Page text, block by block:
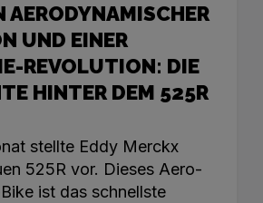
AERODYNAMISCHER
UND EINER
REVOLUTION: DIE
HINTER DEM 525R
stellte Eddy Merckx
525R vor. Dieses Aero-
ist das schnellste